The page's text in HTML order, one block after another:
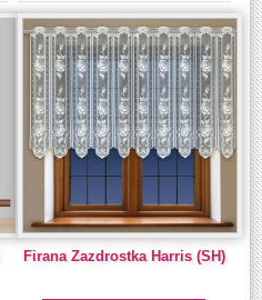
Firana Zazdrostka Harris (SH)